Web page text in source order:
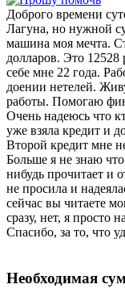
Доброго времени
Лагуна, но нужной
машина моя мечта.
долларов. Это 12528
себе мне 22 года.
доении нетелей.
работы. Помогаю
Очень надеюсь что
уже взяла кредит и
Второй кредит мне
Больше я не знаю
нибудь прочитает и
не просила и
сейчас вы читаете
сразу, нет, я просто
Спасибо, за то, что
Необходимая